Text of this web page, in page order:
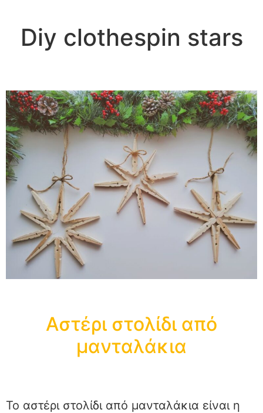
Diy clothespin stars
Αστέρι στολίδι από
μανταλάκια
Το αστέρι στολίδι από μανταλάκια είναι η